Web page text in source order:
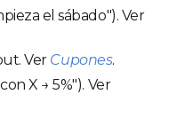
el sábado"). Ver
Ver Cupones.
X → 5%"). Ver